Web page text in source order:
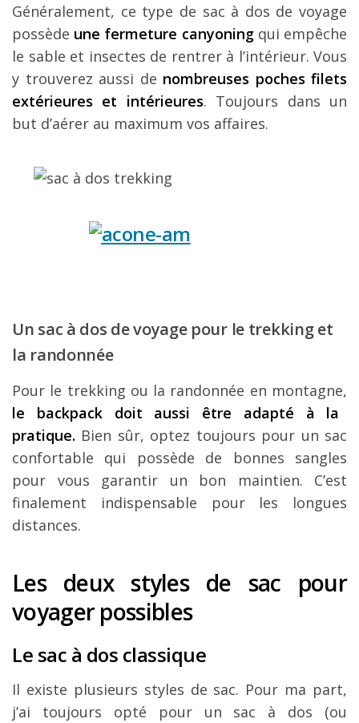
Généralement, ce type de sac à dos de voyage
possède une fermeture canyoningqui empêche
le sable et insectes de rentrer à l’intérieur. Vous
y trouverez aussi de nombreuses poches filets
extérieures et intérieures. Toujours dans un
but d’aérer au maximum vos affaires.
Un sac à dos de voyage pour le trekking et
la randonnée
Pour le trekking ou la randonnée en montagne,
le backpack doit aussi être adapté à la
pratique. Bien sûr, optez toujours pour un sac
confortable qui possède de bonnes sangles
pour vous garantir un bon maintien. C’est
finalement indispensable pour les longues
distances.
Les deux styles de sac pour
voyager possibles
Le sac à dos classique
Il existe plusieurs styles de sac. Pour ma part,
j’ai toujours opté pour un sac à dos (ou